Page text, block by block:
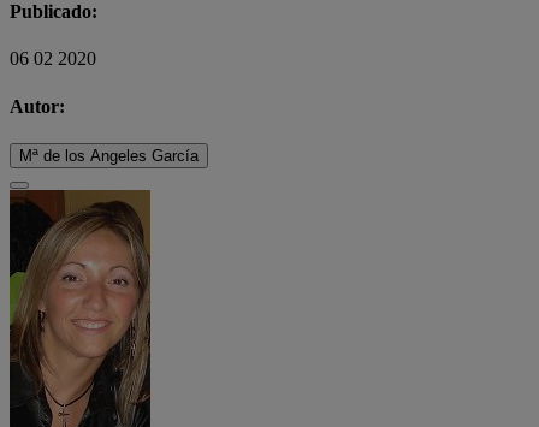
Publicado:
06 02 2020
Autor:
Mª de los Angeles García